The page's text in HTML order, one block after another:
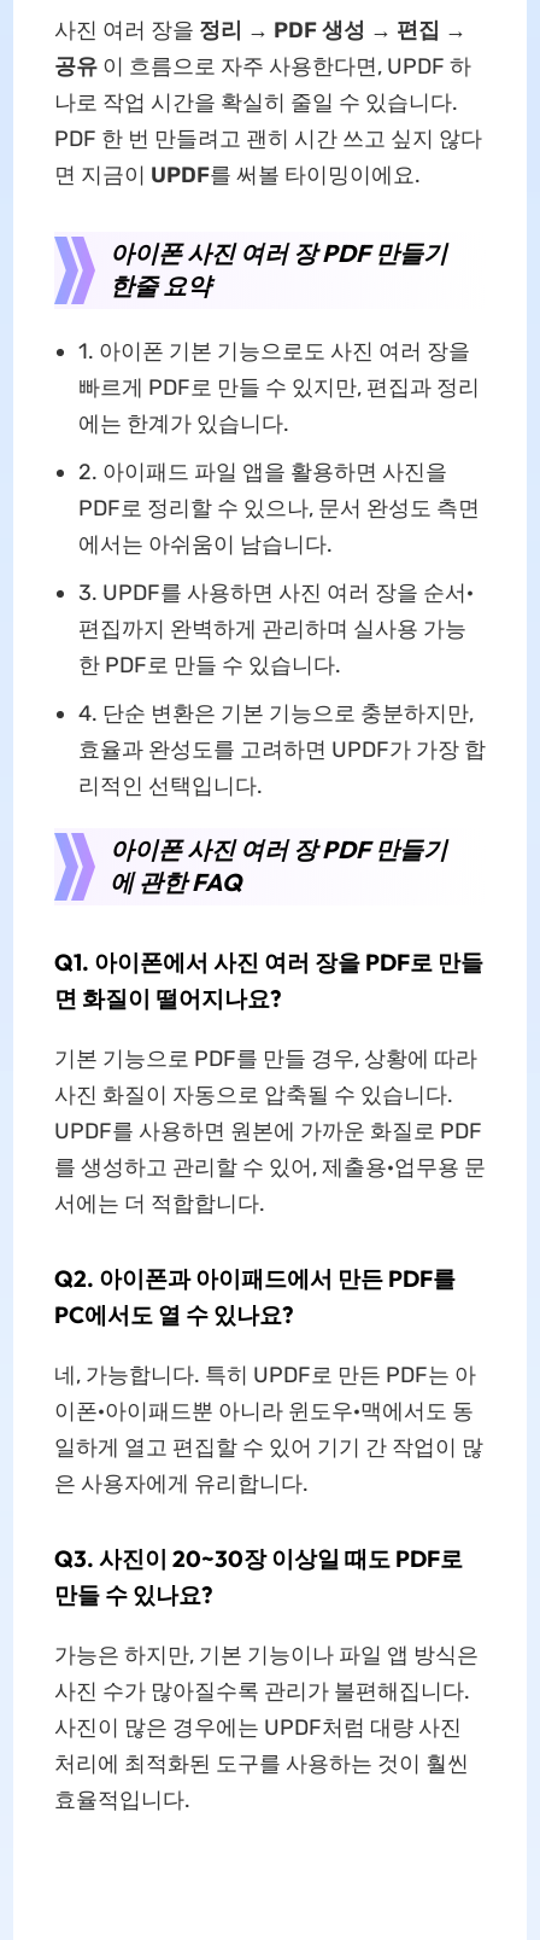
사진 여러 장을 정리 → PDF 생성 → 편집 →
공유이 흐름으로 자주 사용한다면, UPDF 하
나로 작업 시간을 확실히 줄일 수 있습니다.
PDF 한 번 만들려고 괜히 시간 쓰고 싶지 않다
면 지금이 UPDF를 써볼 타이밍이에요.
아이폰 사진 여러 장 PDF 만들기
한줄 요약
1. 아이폰 기본 기능으로도 사진 여러 장을
빠르게 PDF로 만들 수 있지만, 편집과 정리
에는 한계가 있습니다.
2. 아이패드 파일 앱을 활용하면 사진을
PDF로 정리할 수 있으나, 문서 완성도 측면
에서는 아쉬움이 남습니다.
3. UPDF를 사용하면 사진 여러 장을 순서·
편집까지 완벽하게 관리하며 실사용 가능
한 PDF로 만들 수 있습니다.
4. 단순 변환은 기본 기능으로 충분하지만,
효율과 완성도를 고려하면 UPDF가 가장 합
리적인 선택입니다.
아이폰 사진 여러 장 PDF 만들기
에 관한 FAQ
Q1. 아이폰에서 사진 여러 장을 PDF로 만들
면 화질이 떨어지나요?
기본 기능으로 PDF를 만들 경우, 상황에 따라
사진 화질이 자동으로 압축될 수 있습니다.
UPDF를 사용하면 원본에 가까운 화질로 PDF
를 생성하고 관리할 수 있어, 제출용·업무용 문
서에는 더 적합합니다.
Q2. 아이폰과 아이패드에서 만든 PDF를
PC에서도 열 수 있나요?
네, 가능합니다. 특히 UPDF로 만든 PDF는 아
이폰·아이패드뿐 아니라 윈도우·맥에서도 동
일하게 열고 편집할 수 있어 기기 간 작업이 많
은 사용자에게 유리합니다.
Q3. 사진이 20~30장 이상일 때도 PDF로
만들 수 있나요?
가능은 하지만, 기본 기능이나 파일 앱 방식은
사진 수가 많아질수록 관리가 불편해집니다.
사진이 많은 경우에는 UPDF처럼 대량 사진
처리에 최적화된 도구를 사용하는 것이 훨씬
효율적입니다.